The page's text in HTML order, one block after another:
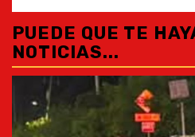
PUEDE QUE TE
NOTICIAS...